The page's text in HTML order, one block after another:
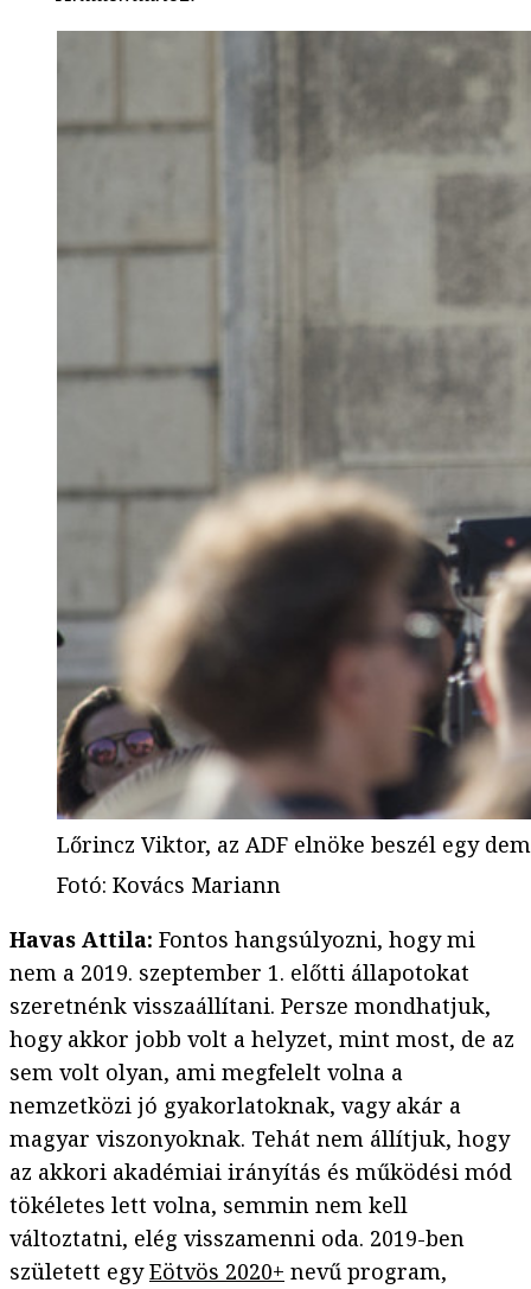
Lőrincz Viktor, az ADF elnöke beszél egy
Fotó: Kovács Mariann
Havas Attila: Fontos hangsúlyozni, hogy mi
nem a 2019. szeptember 1. előtti állapotokat
szeretnénk visszaállítani. Persze mondhatjuk,
hogy akkor jobb volt a helyzet, mint most, de az
sem volt olyan, ami megfelelt volna a
nemzetközi jó gyakorlatoknak, vagy akár a
magyar viszonyoknak. Tehát nem állítjuk, hogy
az akkori akadémiai irányítás és működési mód
tökéletes lett volna, semmin nem kell
változtatni, elég visszamenni oda. 2019-ben
született egyEötvös 2020+ nevű program,